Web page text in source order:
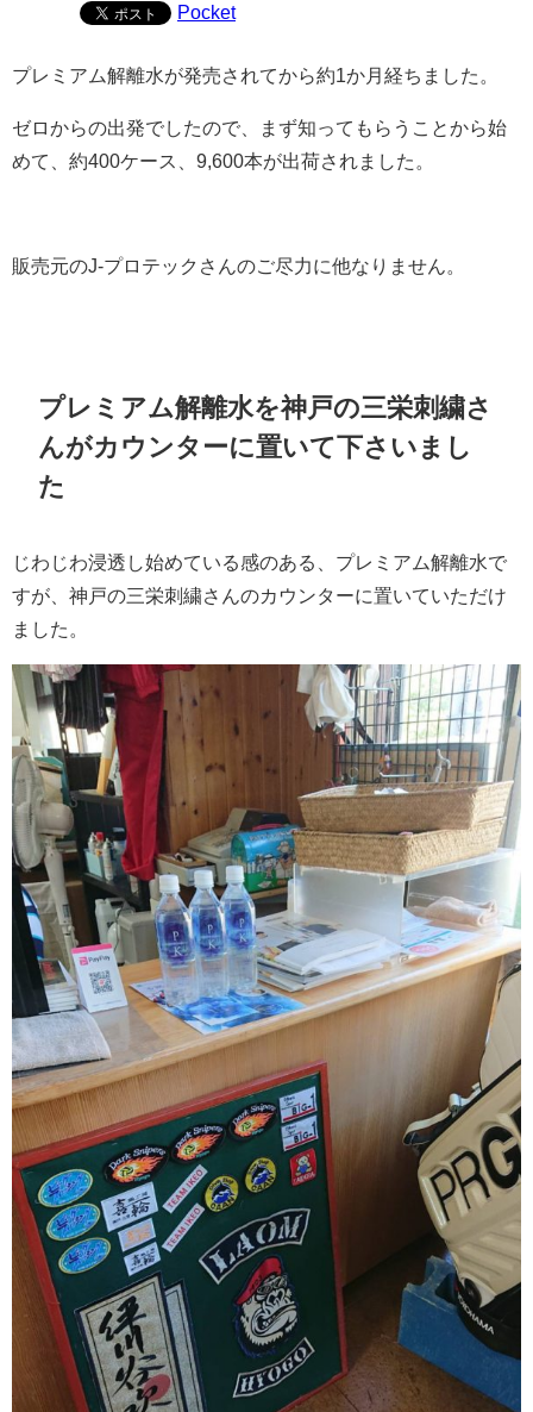
Pocket
プレミアム解離水が発売されてから約1か月経ちました。
ゼロからの出発でしたので、まず知ってもらうことから始
めて、約400ケース、9,600本が出荷されました。
販売元のJ-プロテックさんのご尽力に他なりません。
プレミアム解離水を神戸の三栄刺繍さ
んがカウンターに置いて下さいまし
た
じわじわ浸透し始めている感のある、プレミアム解離水で
すが、神戸の三栄刺繍さんのカウンターに置いていただけ
ました。